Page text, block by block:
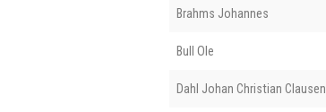
Brahms Johannes
Bull Ole
Dahl Johan Christian Clausen